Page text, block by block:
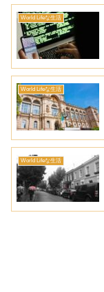
World Lifeな生活
World Lifeな生活
World Lifeな生活